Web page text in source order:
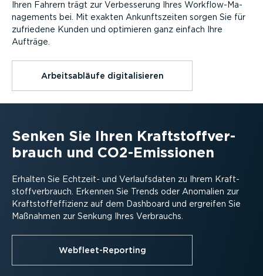
Ihren Fahrern trägt zur Verbes­serung Ihres Workflow-­Ma­
nage­ments bei. Mit exakten Ankunfts­zeiten sorgen Sie für
zufriedene Kunden und optimieren ganz einfach Ihre
Aufträge.
Arbeits­ab­läufe digita­li­sieren
Senken Sie Ihren Kraft­stoff­ver­
brauch und CO2-Emissionen
Erhalten Sie Echtzeit- und Verlaufs­daten zu Ihrem Kraft­
stoff­ver­brauch. Erkennen Sie Trends oder Anomalien zur
Kraft­stoff­ef­fi­zienz auf dem Dashboard und ergreifen Sie
Maßnahmen zur Senkung Ihres Verbrauchs.
Webfleet-Reporting